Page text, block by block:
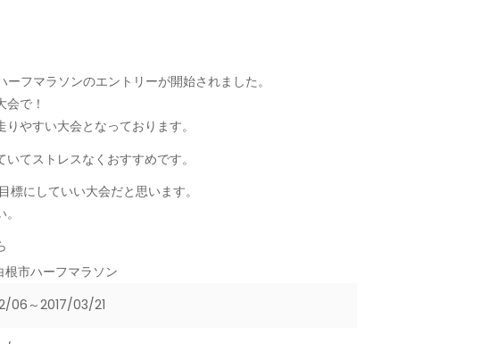
フマラソンのエントリーが開始されました。
で！
やすい大会となっております。
てストレスなくおすすめです。
標にしていい大会だと思います。
根市ハーフマラソン
06～2017/03/21